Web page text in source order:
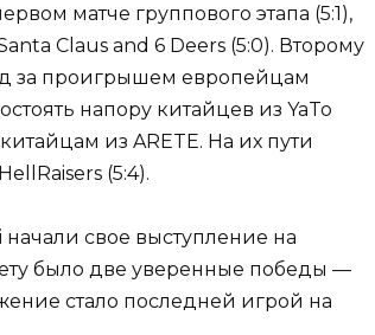
матче группового этапа (5:1),
Claus and 6 Deers (5:0). Второму
за проигрышем европейцам
напору китайцев из YaTo
из ARETE. На их пути
(5:4).
свое выступление на
было две уверенные победы —
стало последней игрой на